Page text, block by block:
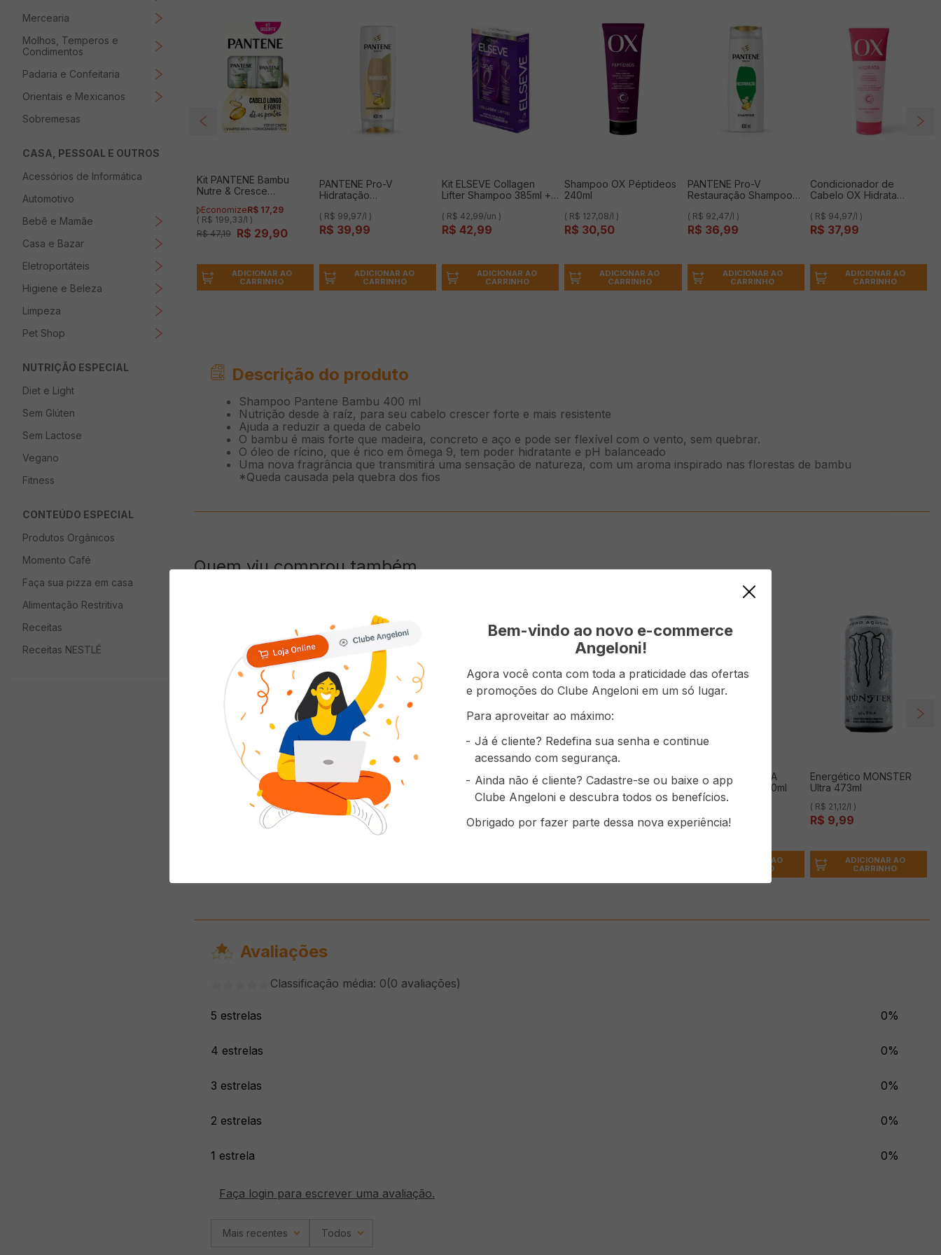
Mercearia
Molhos, Temperos e
Condimentos
Padaria e Confeitaria
Orientais e Mexicanos
Sobremesas
CASA, PESSOAL E OUTROS
Acessórios de Informática
Automotivo
Bebê e Mamãe
Casa e Bazar
Eletroportáteis
Higiene e Beleza
Limpeza
Pet Shop
NUTRIÇÃO ESPECIAL
Diet e Light
Sem Glúten
Sem Lactose
Vegano
Fitness
CONTEÚDO ESPECIAL
Produtos Orgânicos
Momento Café
Faça sua pizza em casa
Alimentação Restritiva
Receitas
Receitas NESTLÉ
Kit PANTENE Bambu
Nutre & Cresce
Condicionador 175ml Kit
Desconto
EconomizeR$ 17,29
( R$ 199,33/l )
R$ 47,19 R$ 29,90
ADICIONAR AO
CARRINHO
PANTENE Pro-V
Hidratação
( R$ 99,97/l )
R$ 39,99
ADICIONAR AO
CARRINHO
Kit ELSEVE Collagen
Lifter Shampoo 385ml +
Preço Especial
( R$ 42,99/un )
R$ 42,99
ADICIONAR AO
CARRINHO
Shampoo OX Péptideos
240ml
( R$ 127,08/l )
R$ 30,50
ADICIONAR AO
CARRINHO
PANTENE Pro-V
Restauração Shampoo
( R$ 92,47/l )
R$ 36,99
ADICIONAR AO
CARRINHO
Condicionador de
Cabelo OX Hidrata
( R$ 94,97/l )
R$ 37,99
ADICIONAR AO
CARRINHO
Descrição do produto
Shampoo Pantene Bambu 400 ml
Nutrição desde à raíz, para seu cabelo crescer forte e mais resistente
Ajuda a reduzir a queda de cabelo
O bambu é mais forte que madeira, concreto e aço e pode ser flexível com o vento, sem quebrar.
O óleo de rícino, que é rico em ômega 9, tem poder hidratante e pH balanceado
Uma nova fragrância que transmitirá uma sensação de natureza, com um aroma inspirado nas florestas de bambu
*Queda causada pela quebra dos fios
Quem viu comprou também
Leite Tirol Integral Com
Refrigerante COCA-
COLA sem Açúcar 200ml
( R$ 9,95/l )
R$ 1,99
Água Mineral SANTA
RITA sem Gás 510ml
,69
Banana Branca Kg
R$ 7,99/ KG
Água Mineral ÁGUA
PURA com Gás 500ml
R$ 1,45
ADICIONAR AO
CARRINHO
Energético MONSTER
Ultra 473ml
( R$ 21,12/l )
R$ 9,99
ADICIONAR AO
CARRINHO
Avaliações
Classificação média: 0(0 avaliações)
5 estrelas 0%
4 estrelas 0%
3 estrelas 0%
2 estrelas 0%
1 estrela 0%
Faça login para escrever uma avaliação.
Mais recentes Todos
Bem-vindo ao novo e-commerce
Angeloni!
Agora você conta com toda a praticidade das ofertas
e promoções do Clube Angeloni em um só lugar.
Para aproveitar ao máximo:
Já é cliente? Redefina sua senha e continue
acessando com segurança.
Ainda não é cliente? Cadastre-se ou baixe o app
Clube Angeloni e descubra todos os benefícios.
Obrigado por fazer parte dessa nova experiência!